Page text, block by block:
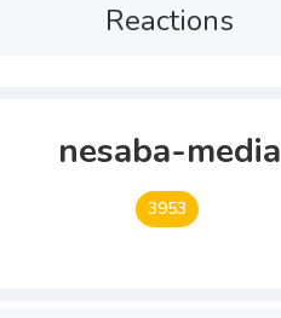
Reactions
nesaba-media
3953